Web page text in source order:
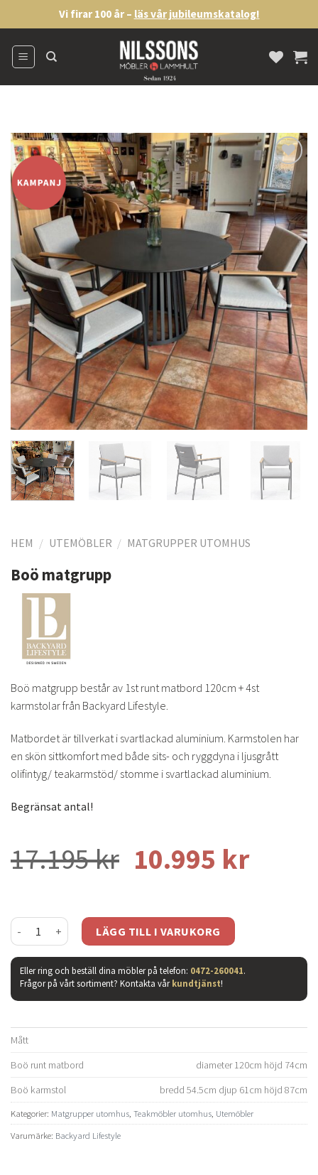
to
content
Vi firar 100 år – läs vår jubileumskatalog!
Lägg
till i
önskelistan
HEM / UTEMÖBLER / MATGRUPPER UTOMHUS
Boö matgrupp
Boö matgrupp består av 1st runt matbord 120cm + 4st
karmstolar från Backyard Lifestyle.
Matbordet är tillverkat i svartlackad aluminium. Karmstolen har
en skön sittkomfort med både sits- och ryggdyna i ljusgrått
olifintyg/ teakarmstöd/ stomme i svartlackad aluminium.
Begränsat antal!
17.195kr Det
priset
var:
17.195 kr.
10.995 krDet
Boö matgrupp mängdLÄGG TILL I VARUKORG
Eller ring och beställ dina möbler på telefon: 0472-260041.
Frågor på vårt sortiment? Kontakta vårkundtjänst!
Mått
Boö runt matbord
diameter 120cm höjd 74cm
Boö karmstol
bredd 54.5cm djup 61cm höjd 87cm
Kategorier: Matgrupper utomhus, Teakmöbler utomhus, Utemöbler
Varumärke: Backyard Lifestyle